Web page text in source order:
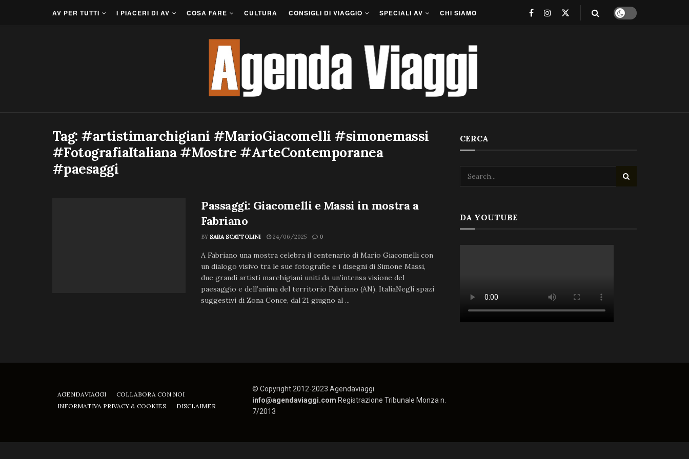
AV PER TUTTI I PIACERI DI AV COSA FARE CULTURA CONSIGLI DI VIAGGIO SPECIALI AV CHI SIAMO
Tag: #artistimarchigiani #MarioGiacomelli #simonemassi
#FotografiaItaliana #Mostre #ArteContemporanea
#paesaggi
Passaggi: Giacomelli e Massi in mostra a
Fabriano
BY SARA SCATTOLINI 24/06/2025 0
A Fabriano una mostra celebra il centenario di Mario Giacomelli con
un dialogo visivo tra le sue fotografie e i disegni di Simone Massi,
due grandi artisti marchigiani uniti da un’intensa visione del
paesaggio e dell’anima del territorio Fabriano (AN), ItaliaNegli spazi
suggestivi di Zona Conce, dal 21 giugno al ...
CERCA
DA YOUTUBE
AGENDAVIAGGI
COLLABORA CON NOI
INFORMATIVA PRIVACY & COOKIES
DISCLAIMER
© Copyright 2012-2023 Agendaviaggi
info@agendaviaggi.com Registrazione Tribunale Monza n.
7/2013